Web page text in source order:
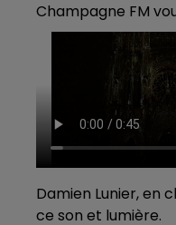
Champagne FM
Damien Lunier, en
ce son et lumière.